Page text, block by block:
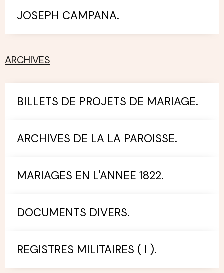
JOSEPH CAMPANA.
ARCHIVES
BILLETS DE PROJETS DE MARIAGE.
ARCHIVES DE LA LA PAROISSE.
MARIAGES EN L'ANNEE 1822.
DOCUMENTS DIVERS.
REGISTRES MILITAIRES ( I ).